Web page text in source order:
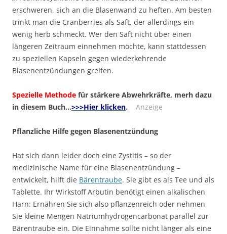
erschweren, sich an die Blasenwand zu heften. Am besten
trinkt man die Cranberries als Saft, der allerdings ein
wenig herb schmeckt. Wer den Saft nicht über einen
längeren Zeitraum einnehmen möchte, kann stattdessen
zu speziellen Kapseln gegen wiederkehrende
Blasenentzündungen greifen.
Spezielle Methode für stärkere Abwehrkräfte, merh dazu
in diesem Buch…>>>Hier klicken. Anzeige
Pflanzliche Hilfe gegen Blasenentzündung
Hat sich dann leider doch eine Zystitis – so der
medizinische Name für eine Blasenentzündung –
entwickelt, hilft die Bärentraube. Sie gibt es als Tee und als
Tablette. Ihr Wirkstoff Arbutin benötigt einen alkalischen
Harn: Ernähren Sie sich also pflanzenreich oder nehmen
Sie kleine Mengen Natriumhydrogencarbonat parallel zur
Bärentraube ein. Die Einnahme sollte nicht länger als eine